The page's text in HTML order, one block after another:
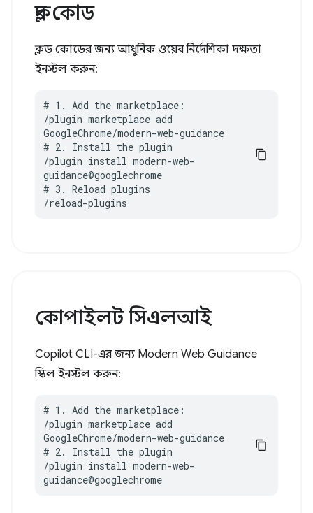
ক্লদ কোড
ক্লড কোডের জন্য আধুনিক ওয়েব নির্দেশিকা দক্ষতা
ইনস্টল করুন:
# 1. Add the marketplace:
/plugin marketplace add
GoogleChrome/modern-web-guidance
# 2. Install the plugin
/plugin install modern-web-
guidance@googlechrome
# 3. Reload plugins
/reload-plugins
কোপাইলট সিএলআই
Copilot CLI-এর জন্য Modern Web Guidance
স্কিল ইনস্টল করুন:
# 1. Add the marketplace:
/plugin marketplace add
GoogleChrome/modern-web-guidance
# 2. Install the plugin
/plugin install modern-web-
guidance@googlechrome